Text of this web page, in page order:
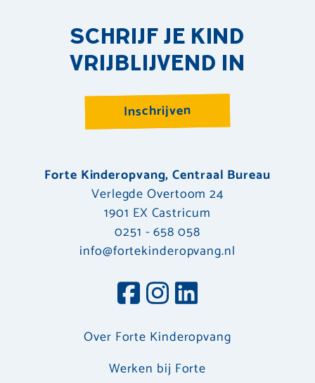
SCHRIJF JE KIND
VRIJBLIJVEND IN
Inschrijven
Forte Kinderopvang, Centraal Bureau
Verlegde Overtoom 24
1901 EX Castricum
0251 - 658 058
info@fortekinderopvang.nl
Over Forte Kinderopvang
Werken bij Forte